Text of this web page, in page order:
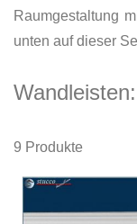
Raumgestaltung
unten auf dieser
9 Produkte